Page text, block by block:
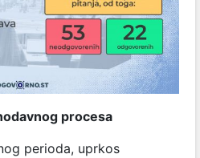
procesa
perioda, uprkos